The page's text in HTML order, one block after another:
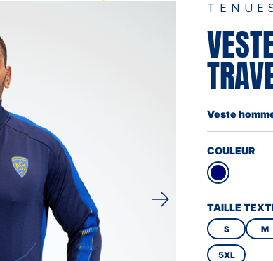
Veste
COULEUR
TAILLE
S M
5XL